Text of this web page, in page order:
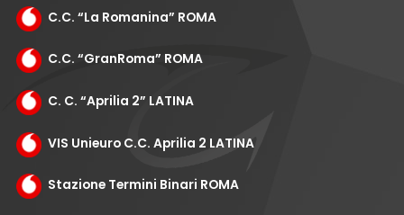
C.C. “La Romanina” ROMA
C.C. “GranRoma” ROMA
C. C. “Aprilia 2” LATINA
VIS Unieuro C.C. Aprilia 2 LATINA
Stazione Termini Binari ROMA